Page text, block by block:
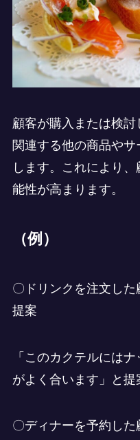
顧客が購入または検
関連する他の商品や
します。これにより
能性が高まります。
（例）
〇ドリンクを注文し
提案
「このカクテルには
がよく合います」と提
〇ディナーを予約し